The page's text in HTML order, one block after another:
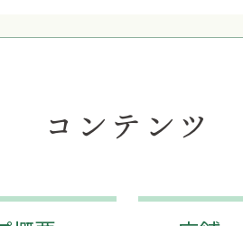
コンテンツ